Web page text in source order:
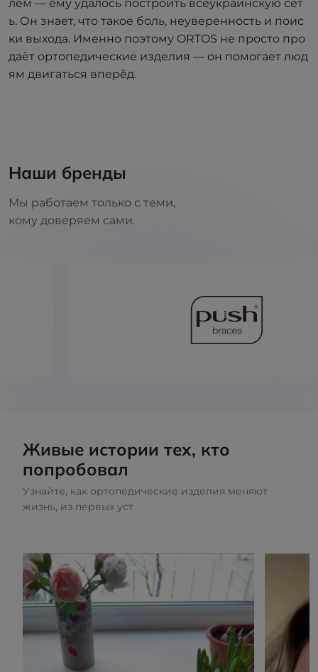
лем — ему удалось построить всеукраинскую сет
ь. Он знает, что такое боль, неуверенность и поис
ки выхода. Именно поэтому ORTOS не просто про
даёт ортопедические изделия — он помогает люд
ям двигаться вперёд.
Наши бренды
Мы работаем только с теми,
кому доверяем сами.
Живые истории тех, кто
попробовал
Узнайте, как ортопедические изделия меняют
жизнь, из первых уст